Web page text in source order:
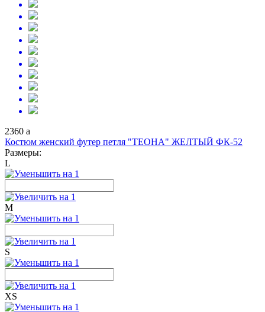
2360 a
Костюм женский футер петля "ТЕОНА" ЖЕЛТЫЙ ФК-52
Размеры:
L
M
S
XS